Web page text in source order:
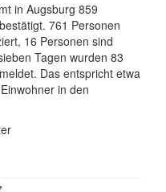
in Augsburg 859
761 Personen
16 Personen sind
Tagen wurden 83
Das entspricht etwa
in den